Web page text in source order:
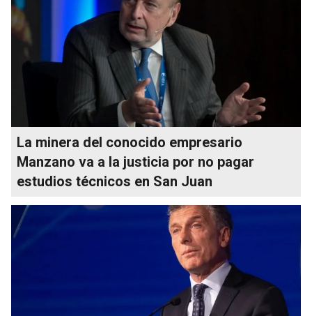
La minera del conocido empresario
Manzano va a la justicia por no pagar
estudios técnicos en San Juan